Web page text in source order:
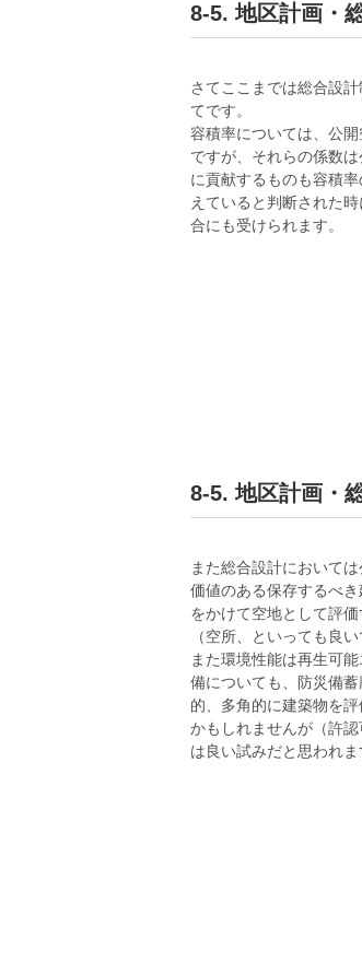
8-5. 地区計画・
さてここまでは総合設
てです。
容積率については、公
ですが、それらの係数
に貢献するものも容積
えていると判断された
合にも受けられます。
8-5. 地区計画・
また総合設計において
価値のある保存するべ
をかけて空地として評
（空所、といっても良
また環境性能は再生可
備についても、防災備
的、多角的に建築物を
かもしれませんが（許
は良い試みだと思われま